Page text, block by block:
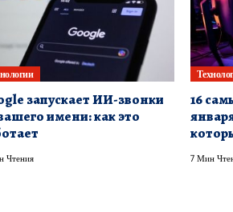
запускает ИИ-звонки
имени: как это
Чтения
16
7 Мин